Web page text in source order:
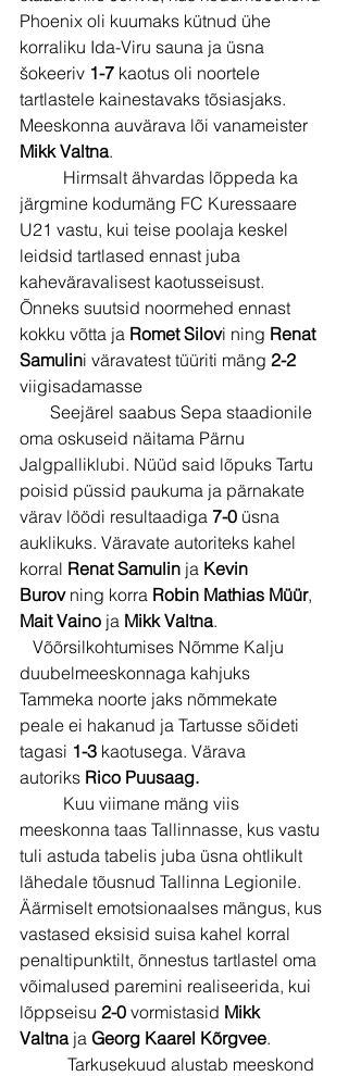
Phoenix oli kuumaks kütnud ühe
korraliku Ida-Viru sauna ja üsna
šokeeriv 1-7 kaotus oli noortele
tartlastele kainestavaks tõsiasjaks.
Meeskonna auvärava lõi vanameister
Mikk Valtna.
Hirmsalt ähvardas lõppeda ka
järgmine kodumäng FC Kuressaare
U21 vastu, kui teise poolaja keskel
leidsid tartlased ennast juba
kaheväravalisest kaotusseisust.
Õnneks suutsid noormehed ennast
kokku võtta ja Romet Silovi ning Renat
Samulini väravatest tüüriti mäng 2-2
viigisadamasse
Seejärel saabus Sepa staadionile
oma oskuseid näitama Pärnu
Jalgpalliklubi. Nüüd said lõpuks Tartu
poisid püssid paukuma ja pärnakate
värav löödi resultaadiga 7-0 üsna
auklikuks. Väravate autoriteks kahel
korral Renat Samulin ja Kevin
Burov ning korra Robin Mathias Müür,
Mait Vaino ja Mikk Valtna.
Võõrsilkohtumises Nõmme Kalju
duubelmeeskonnaga kahjuks
Tammeka noorte jaks nõmmekate
peale ei hakanud ja Tartusse sõideti
tagasi 1-3 kaotusega. Värava
autoriks Rico Puusaag.
Kuu viimane mäng viis
meeskonna taas Tallinnasse, kus vastu
tuli astuda tabelis juba üsna ohtlikult
lähedale tõusnud Tallinna Legionile.
Äärmiselt emotsionaalses mängus, kus
vastased eksisid suisa kahel korral
penaltipunktilt, õnnestus tartlastel oma
võimalused paremini realiseerida, kui
lõppseisu 2-0 vormistasid Mikk
Valtna ja Georg Kaarel Kõrgvee.
Tarkusekuud alustab meeskond